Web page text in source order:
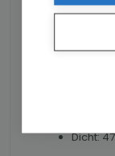
Textiel
Dicht: